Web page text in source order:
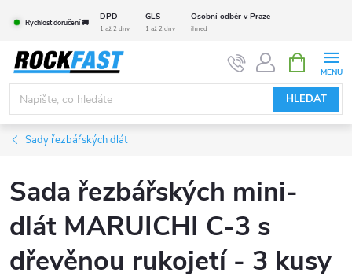
obsah
Rychlost doručení 🚚
DPD GLS Osobní odběr v Praze
1 až 2 dny 1 až 2 dny ihned
HLEDAT
NÁKUPNÍ
KOŠÍK
Sady řezbářských dlát
Sada řezbářských mini-
dlát MARUICHI C-3 s
dřevěnou rukojetí - 3 kusy